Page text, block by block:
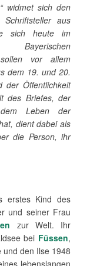
widmet sich den
aus
sich heute im
vor allem
dem 19. und 20.
der Öffentlichkeit
des Briefes, der
Leben der
dient dabei als
die Person, ihr
erstes Kind des
und seiner Frau
zur Welt. Ihr
bei Füssen,
den Ilse 1948
lebenslangen